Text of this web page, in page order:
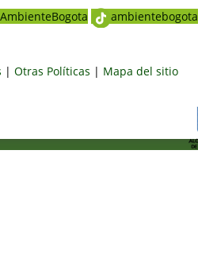
AmbienteBogota ambientebogota
| Otras Políticas | Mapa del sitio